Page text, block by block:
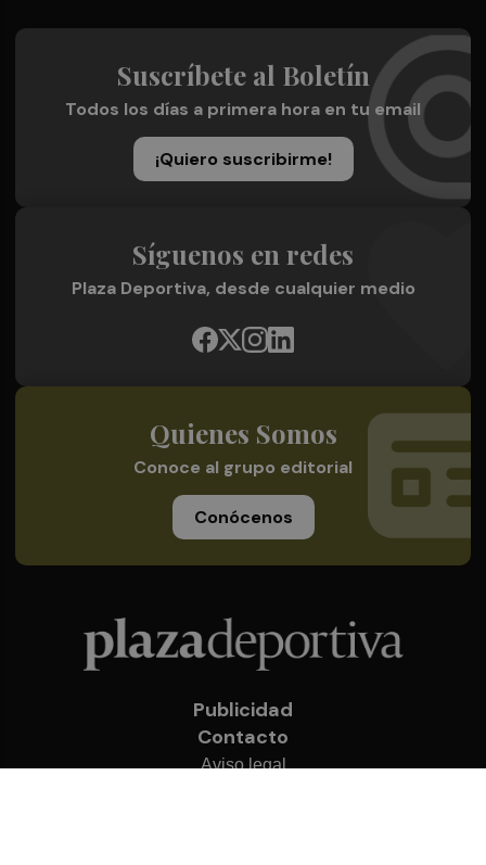
Suscríbete al Boletín
Todos los días a primera hora en tu email
¡Quiero suscribirme!
Síguenos en redes
Plaza Deportiva, desde cualquier medio
Quienes Somos
Conoce al grupo editorial
Conócenos
Publicidad
Contacto
Aviso legal